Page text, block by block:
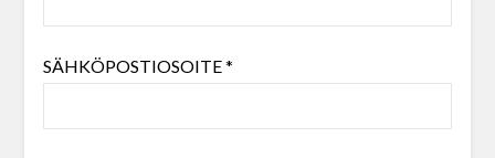
SÄHKÖPOSTIOSOITE*